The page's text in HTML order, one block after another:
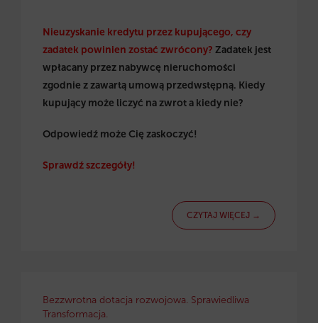
Nieuzyskanie kredytu przez kupującego, czy
zadatek powinien zostać zwrócony? Zadatek jest
wpłacany przez nabywcę nieruchomości
zgodnie z zawartą umową przedwstępną. Kiedy
kupujący może liczyć na zwrot a kiedy nie?
Odpowiedź może Cię zaskoczyć!
Sprawdź szczegóły!
CZYTAJ WIĘCEJ →
Bezzwrotna dotacja rozwojowa. Sprawiedliwa
Transformacja.